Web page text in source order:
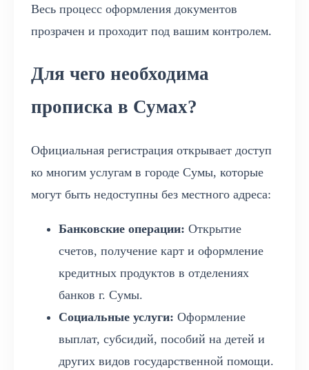
Весь процесс оформления документов
прозрачен и проходит под вашим контролем.
Для чего необходима
прописка в Сумах?
Официальная регистрация открывает доступ
ко многим услугам в городе Сумы, которые
могут быть недоступны без местного адреса:
Банковские операции: Открытие
счетов, получение карт и оформление
кредитных продуктов в отделениях
банков г. Сумы.
Социальные услуги: Оформление
выплат, субсидий, пособий на детей и
других видов государственной помощи.